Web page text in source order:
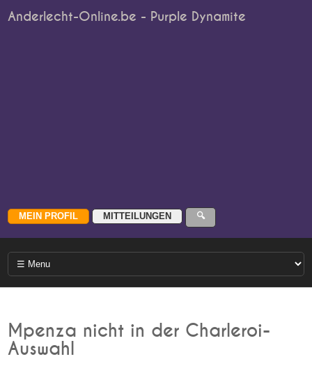
Anderlecht-Online.be - Purple Dynamite
Mpenza nicht in der Charleroi-
Auswahl